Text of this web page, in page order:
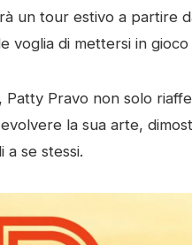
un tour estivo a partire
voglia di mettersi in
Patty Pravo non solo
la sua arte,
a se stessi.